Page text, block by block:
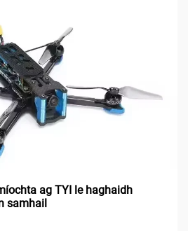
ag TYI le haghaidh
samhail